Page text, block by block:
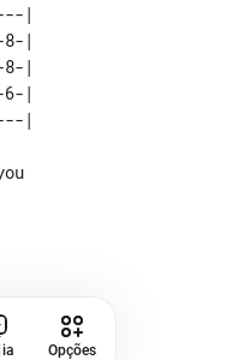
|
8-|
8-|
6-|
Opções